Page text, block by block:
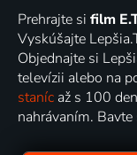
Prehrajte si film
Vyskúšajte
Objednajte si
televízii alebo na
staníc až s 100
nahrávaním.